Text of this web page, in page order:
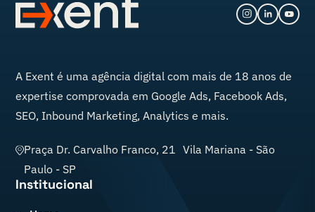
A Exent é uma agência digital com mais de 18 anos de
expertise comprovada em Google Ads, Facebook Ads,
SEO, Inbound Marketing, Analytics e mais.
Praça Dr. Carvalho Franco, 21 Vila Mariana - São
Paulo - SP
Institucional